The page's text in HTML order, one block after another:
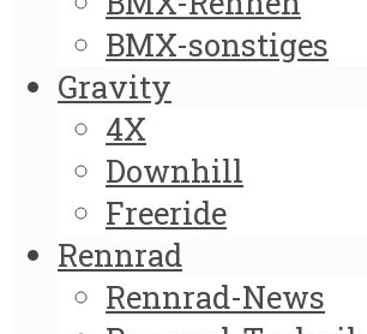
BMX-sonstiges
Gravity
4X
Downhill
Freeride
Rennrad
Rennrad-News